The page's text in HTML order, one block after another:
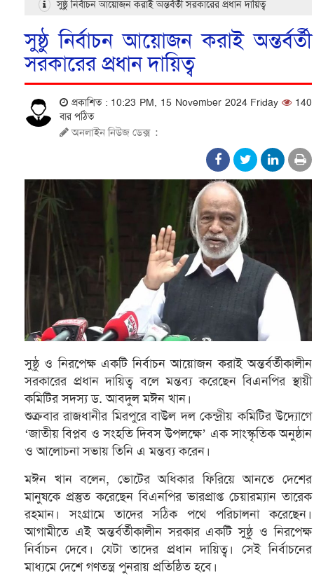
সুষ্ঠু নির্বাচন আয়োজন করাই অন্তর্বর্তী সরকারের প্রধান দায়িত্ব
সুষ্ঠু নির্বাচন আয়োজন করাই অন্তর্বর্তী
সরকারের প্রধান দায়িত্ব
প্রকাশিত : 10:23 PM, 15 November 2024 Friday
140
বার পঠিত
অনলাইন নিউজ ডেক্স :
সুষ্ঠু ও নিরপেক্ষ একটি নির্বাচন আয়োজন করাই অন্তর্বর্তীকালীন
সরকারের প্রধান দায়িত্ব বলে মন্তব্য করেছেন বিএনপির স্থায়ী
কমিটির সদস্য ড. আবদুল মঈন খান।
শুক্রবার রাজধানীর মিরপুরে বাউল দল কেন্দ্রীয় কমিটির উদ্যোগে
‘জাতীয় বিপ্লব ও সংহতি দিবস উপলক্ষে’ এক সাংস্কৃতিক অনুষ্ঠান
ও আলোচনা সভায় তিনি এ মন্তব্য করেন।
মঈন খান বলেন, ভোটের অধিকার ফিরিয়ে আনতে দেশের
মানুষকে প্রস্তুত করেছেন বিএনপির ভারপ্রাপ্ত চেয়ারম্যান তারেক
রহমান। সংগ্রামে তাদের সঠিক পথে পরিচালনা করেছেন।
আগামীতে এই অন্তর্বর্তীকালীন সরকার একটি সুষ্ঠু ও নিরপেক্ষ
নির্বাচন দেবে। যেটা তাদের প্রধান দায়িত্ব। সেই নির্বাচনের
মাধ্যমে দেশে গণতন্ত্র পুনরায় প্রতিষ্ঠিত হবে।